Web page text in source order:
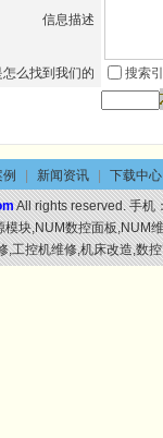
信息描述
怎么找到我们的
搜索
新闻资讯
下载中心
All rights reserved. 手机
块,NUM数控面板,NUM
工控机维修,机床改造,数